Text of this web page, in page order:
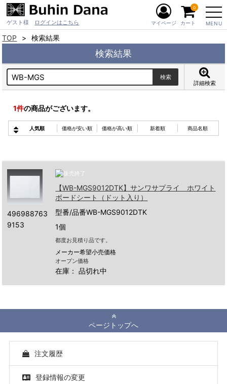
ゲスト様 ログインはこちら MENU
マイページ カート
0
TOP 検索結果
検索結果
詳細検索
1件の商品がございます。
人気順 価格が安い順 価格が高い順 新着順 商品名順
496988763
9153
【WB-MGS9012DTK】サンワサプライ ホワイト
ボードシート（ドット入り）
型番/品番WB-MGS9012DTK
1個
都度お見積り品です。
メーカー希望小売価格
オープン価格
在庫：品切れ中
ページトップへ
注文履歴
登録情報の変更